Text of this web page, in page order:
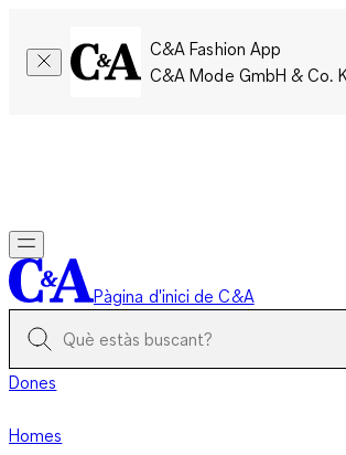
C&A Fashion App
C&A Mode GmbH & Co.
Pàgina d'inici de C&A
Dones
Homes